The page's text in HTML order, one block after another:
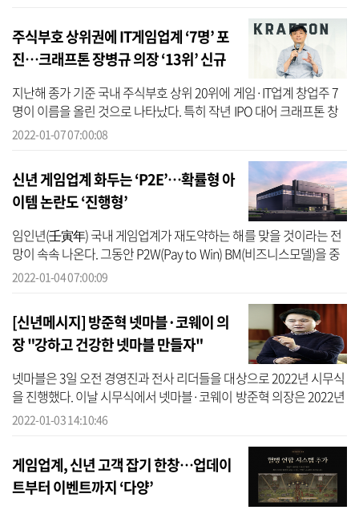
주식부호 상위권에 IT게임업계 ‘7명’ 포
진…크래프톤 장병규 의장 ‘13위’ 신규
진입
지난해 종가 기준 국내 주식부호 상위 20위에 게임·IT업계 창업주 7
명이 이름을 올린 것으로 나타났다. 특히 작년 IPO 대어 크래프톤 창
업주 장병규 의장이 13위로 신규진입했고, 국내 NFT 기반 게임 바람
2022-01-07 07:00:08
신년 게임업계 화두는 ‘P2E’…확률형 아
이템 논란도 ‘진행형’
임인년(壬寅年) 국내 게임업계가 재도약하는 해를 맞을 것이라는 전
망이 속속 나온다. 그동안 P2W(Pay to Win) BM(비즈니스모델)을 중
심으로 수익 창출을 해왔던 게임업계는 NFT를 적용한 P2E(Play to
2022-01-04 07:00:09
[신년메시지] 방준혁 넷마블·코웨이 의
장 "강하고 건강한 넷마블 만들자"
넷마블은 3일 오전 경영진과 전사 리더들을 대상으로 2022년 시무식
을 진행했다. 이날 시무식에서 넷마블·코웨이 방준혁 의장은 2022년
에도 '강한 넷마블, 건강한 넷마블'을 지속해달라고 당부했다. 방 의장
2022-01-03 14:10:46
게임업계, 신년 고객 잡기 한창…업데이
트부터 이벤트까지 ‘다양’